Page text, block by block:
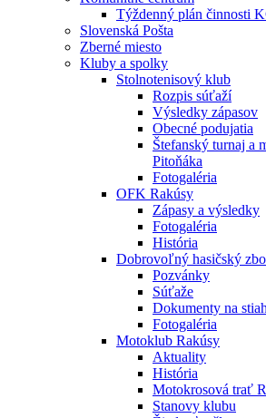
Týždenný plán činnosti
Slovenská Pošta
Zberné miesto
Kluby a spolky
Stolnotenisový klub
Rozpis súťaží
Výsledky zápasov
Obecné podujatia
Štefanský turnaj a
Pitoňáka
Fotogaléria
OFK Rakúsy
Zápasy a výsledky
Fotogaléria
História
Dobrovoľný hasičský
Pozvánky
Súťaže
Dokumenty na
Fotogaléria
Motoklub Rakúsy
Aktuality
História
Motokrosová trať
Stanovy klubu